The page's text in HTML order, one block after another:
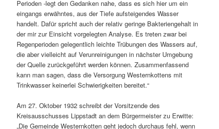
Perioden -legt den Gedanken nahe, dass es sich hier um ein
eingangs erwähntes, aus der Tiefe aufsteigendes Wasser
handelt. Dafür spricht auch der relativ geringe Bakteriengehalt in
der mir zur Einsicht vorgelegten Analyse. Es treten zwar bei
Regenperioden gelegentlich leichte Trübungen des Wassers auf,
die aber vielleicht auf Verunreinigungen in nächster Umgebung
der Quelle zurückgeführt werden können. Zusammenfassend
kann man sagen, dass die Versorgung Westernkottens mit
Trinkwasser keinerlei Schwierigkeiten bereitet.“
Am 27. Oktober 1932 schreibt der Vorsitzende des
Kreisausschusses Lippstadt an dem Bürgermeister zu Erwitte:
„Die Gemeinde Westernkotten geht jedoch durchaus fehl, wenn